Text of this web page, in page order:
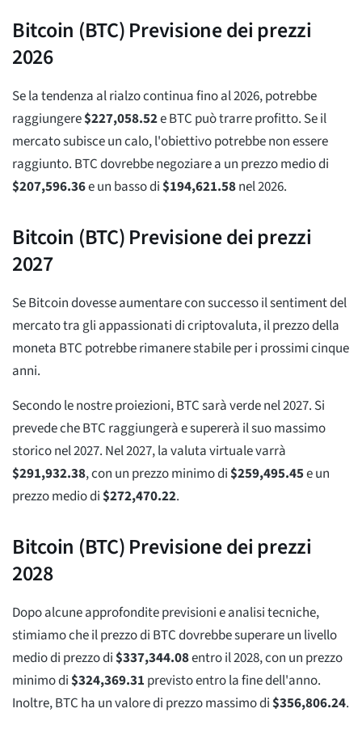
Bitcoin (BTC) Previsione dei prezzi
2026
Se la tendenza al rialzo continua fino al 2026, potrebbe
raggiungere$227,058.52e BTC può trarre profitto. Se il
mercato subisce un calo, l'obiettivo potrebbe non essere
raggiunto. BTC dovrebbe negoziare a un prezzo medio di
$207,596.36e un basso di$194,621.58nel 2026.
Bitcoin (BTC) Previsione dei prezzi
2027
Se Bitcoin dovesse aumentare con successo il sentiment del
mercato tra gli appassionati di criptovaluta, il prezzo della
moneta BTC potrebbe rimanere stabile per i prossimi cinque
anni.
Secondo le nostre proiezioni, BTC sarà verde nel 2027. Si
prevede che BTC raggiungerà e supererà il suo massimo
storico nel 2027. Nel 2027, la valuta virtuale varrà
$291,932.38, con un prezzo minimo di$259,495.45e un
prezzo medio di$272,470.22.
Bitcoin (BTC) Previsione dei prezzi
2028
Dopo alcune approfondite previsioni e analisi tecniche,
stimiamo che il prezzo di BTC dovrebbe superare un livello
medio di prezzo di$337,344.08entro il 2028, con un prezzo
minimo di$324,369.31 previsto entro la fine dell'anno.
Inoltre, BTC ha un valore di prezzo massimo di$356,806.24.